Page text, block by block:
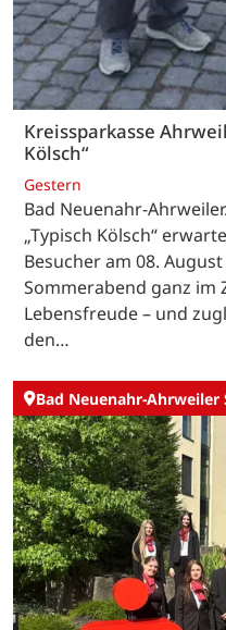
Kreissparkasse
Kölsch“
Gestern
Bad Neuenahr-
„Typisch Kölsch“
Besucher am 08.
Sommerabend ganz im
Lebensfreude – und
den…
Bad Neuenahr-Ahrweiler